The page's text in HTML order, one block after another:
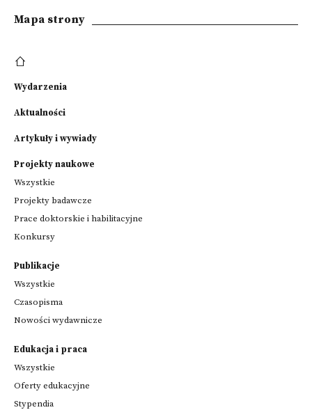
Mapa strony
Wydarzenia
Aktualności
Artykuły i wywiady
Projekty naukowe
Wszystkie
Projekty badawcze
Prace doktorskie i habilitacyjne
Konkursy
Publikacje
Wszystkie
Czasopisma
Nowości wydawnicze
Edukacja i praca
Wszystkie
Oferty edukacyjne
Stypendia